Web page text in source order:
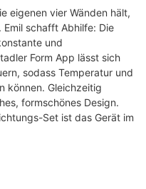
eigenen vier Wänden hält,
schafft Abhilfe: Die
und
Form App lässt sich
sodass Temperatur und
können. Gleichzeitig
formschönes Design.
Set ist das Gerät im